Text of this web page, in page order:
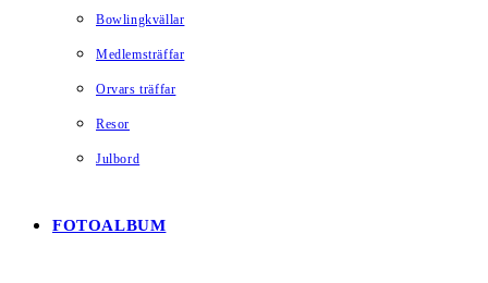
Bowlingkvällar
Medlemsträffar
Orvars träffar
Resor
Julbord
FOTOALBUM